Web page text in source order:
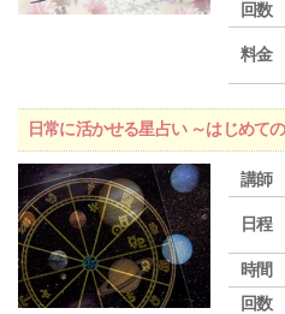
回数
料金
日常に活かせる星占い ～はじめて
講師
日程
時間
回数